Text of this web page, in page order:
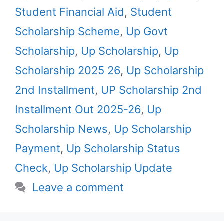
Student Financial Aid, Student
Scholarship Scheme, Up Govt
Scholarship, Up Scholarship, Up
Scholarship 2025 26, Up Scholarship
2nd Installment, UP Scholarship 2nd
Installment Out 2025-26, Up
Scholarship News, Up Scholarship
Payment, Up Scholarship Status
Check, Up Scholarship Update
Leave a comment